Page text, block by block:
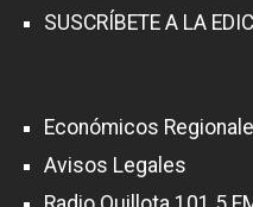
SUSCRÍBETE A LA
Económicos
Avisos Legales